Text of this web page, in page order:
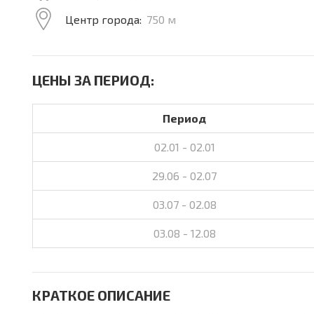
Центр города: 750 м
ЦЕНЫ ЗА ПЕРИОД:
Период
02.01 - 02.01
29.06 - 02.07
03.07 - 02.08
03.08 - 12.08
КРАТКОЕ ОПИСАНИЕ